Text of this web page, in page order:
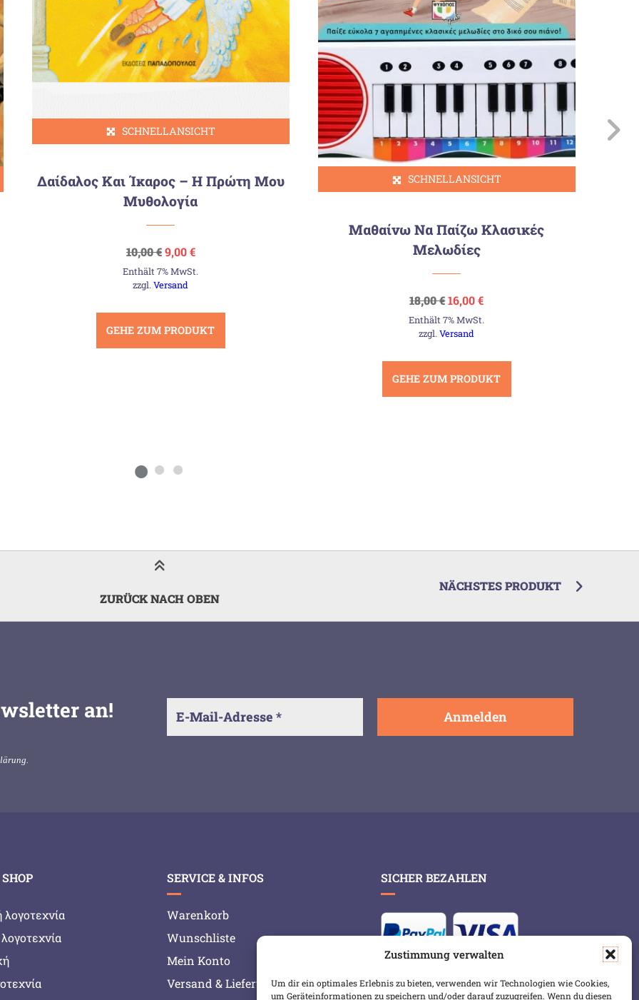
Zustimmung verwalten
Um dir ein optimales Erlebnis zu bieten, verwenden wir Technologien wie Cookies,
um Geräteinformationen zu speichern und/oder darauf zuzugreifen. Wenn du diesen
SCHNELLANSICHT
Δαίδαλος Και Ίκαρος – Η Πρώτη Μου
Μυθολογία
10,00€Ursprünglicher
Preis
war:
10,00 €
9,00€Aktueller
ist:
Enthält 7% MwSt.
zzgl.Versand
GEHE ZUM PRODUKT
SCHNELLANSICHT
Μαθαίνω Να Παίζω Κλασικές
Μελωδίες
18,00€Ursprünglicher
Preis
war:
18,00 €
16,00€Aktueller
ist:
Enthält 7% MwSt.
zzgl.Versand
GEHE ZUM PRODUKT
NÄCHSTES PRODUKT
ZURÜCK NACH OBEN
an!
.
λογοτεχνία
SERVICE & INFOS
Warenkorb
Wunschliste
Mein Konto
Versand & Lieferung
SICHER BEZAHLEN